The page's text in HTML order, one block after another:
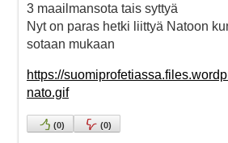
3 maailmansota tais syttyä
Nyt on paras hetki liittyä Natoon
sotaan mukaan
https://
nato.gif
(0) (0)